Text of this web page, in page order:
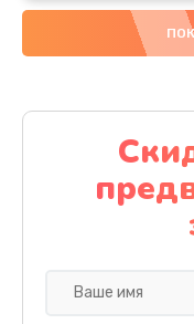
Замена